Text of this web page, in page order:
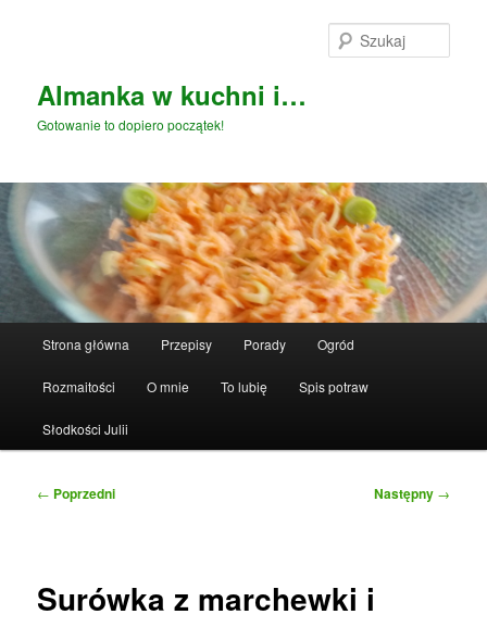
Almanka w kuchni i…
Gotowanie to dopiero początek!
Strona główna Przepisy Porady Ogród
Rozmaitości O mnie To lubię Spis potraw
Słodkości Julii
Nawigacja
← Poprzedni Następny →
Surówka z marchewki i